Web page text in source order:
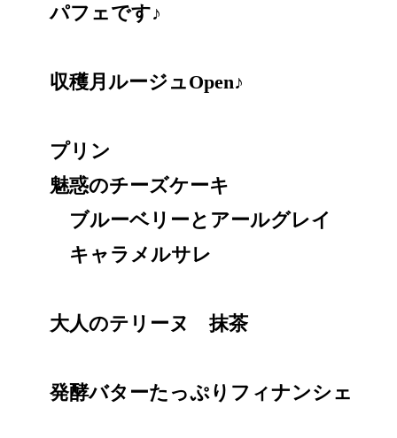
パフェです♪
収穫月ルージュOpen♪
プリン
魅惑のチーズケーキ
ブルーベリーとアールグレイ
キャラメルサレ
大人のテリーヌ 抹茶
発酵バターたっぷりフィナンシェ